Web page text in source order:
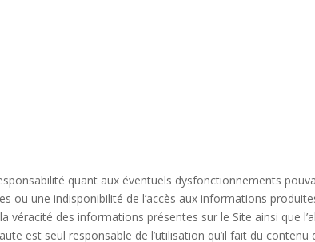
quant aux éventuels dysfonctionnements
ou une indisponibilité de l’accès aux informations
véracité des informations présentes sur le Site ainsi que
est seul responsable de l’utilisation qu’il fait du contenu